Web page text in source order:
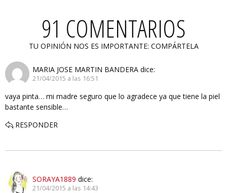
91 COMENTARIOS
TU OPINIÓN NOS ES IMPORTANTE: COMPÁRTELA
MARIA JOSE MARTIN BANDERA dice:
21/04/2015 a las 16:51
vaya pinta… mi madre seguro que lo agradece ya que tiene la piel
bastante sensible…
RESPONDER
SORAYA1889 dice:
21/04/2015 a las 14:43